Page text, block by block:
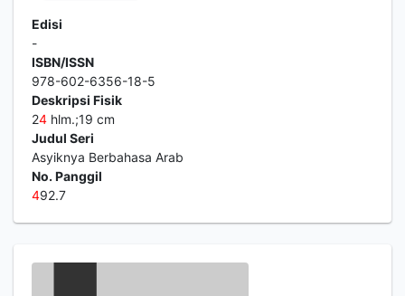
Edisi
-
ISBN/ISSN
978-602-6356-18-5
Deskripsi Fisik
24 hlm.;19 cm
Judul Seri
Asyiknya Berbahasa Arab
No. Panggil
492.7